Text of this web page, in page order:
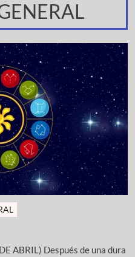
ABRIL) Después de una dura